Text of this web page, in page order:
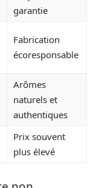
garantie
Fabrication
écoresponsable
Arômes
naturels et
authentiques
Prix souvent
plus élevé